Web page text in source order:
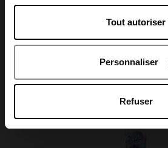
Tout autoriser
Personnaliser
Refuser
Oublié quelque
April